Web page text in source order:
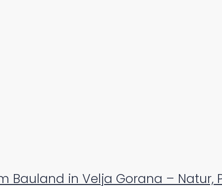
Bauland in Velja Gorana –